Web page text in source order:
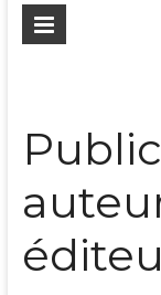
L'agence de